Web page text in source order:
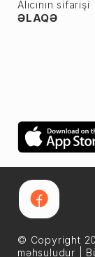
Alıcının sifarişi
ƏLAQƏ
© Copyright
məhsuludur |